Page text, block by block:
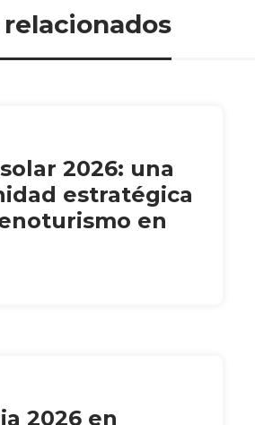
2026: una
estratégica
en
2026 en